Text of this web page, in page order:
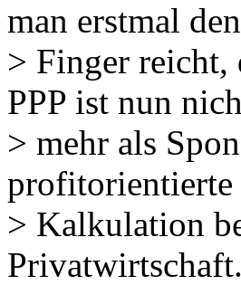
man erstmal
> Finger reicht,
PPP ist nun
> mehr als
profitorientierte
> Kalkulation
Privatwirtschaft.